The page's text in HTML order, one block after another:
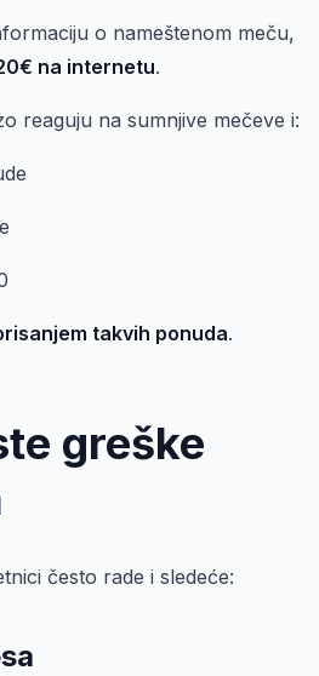
o nameštenom meču,
na internetu.
reaguju na sumnjive mečeve i:
takvih ponuda.
greške
često rade i sledeće: